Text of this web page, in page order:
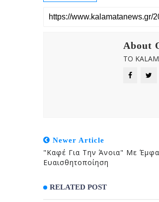
About
ΤΟ
Newer Article
"Καφέ Για Την Άνοια" Με
Ευαισθητοποίηση
RELATED POST